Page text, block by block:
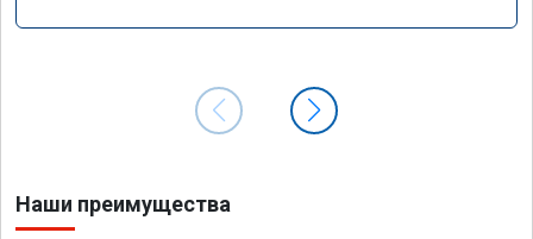
Наши преимущества